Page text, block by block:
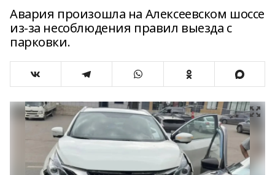
Авария произошла на Алексеевском шоссе
из-за несоблюдения правил выезда с
парковки.